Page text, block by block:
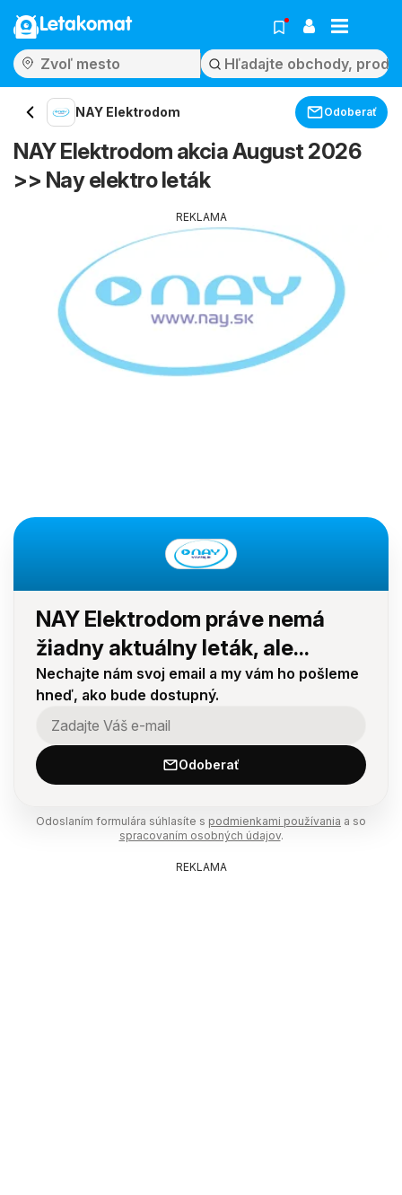
Letakomat
NAY Elektrodom Odoberať
NAY Elektrodom akcia August 2026
>> Nay elektro leták
REKLAMA
NAY Elektrodom práve nemá
žiadny aktuálny leták, ale...
Nechajte nám svoj email a my vám ho pošleme
hneď, ako bude dostupný.
Odoberať
Odoslaním formulára súhlasíte s podmienkami používania a so
spracovaním osobných údajov.
REKLAMA